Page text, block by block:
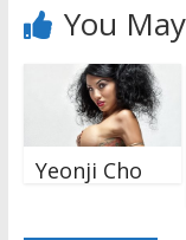
You
Yeonji Cho